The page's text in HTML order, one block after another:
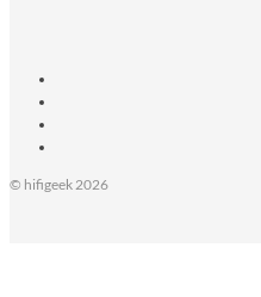
© hifigeek 2026